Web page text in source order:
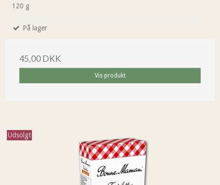
120 g
På lager
45,00 DKK
Vis produkt
Udsolgt